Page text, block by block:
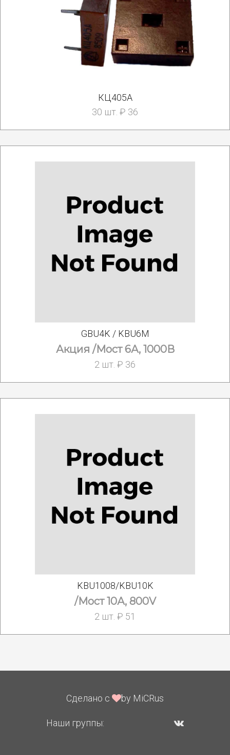
КЦ405А
30 шт. ₽ 36
GBU4K / KBU6M
Акция /Мост 6А, 1000В
2 шт. ₽ 36
KBU1008/KBU10K
/Мост 10А, 800V
2 шт. ₽ 51
Сделано с by MiCRus
Наши группы: